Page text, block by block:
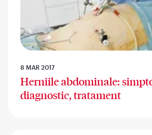
8 MAR 2017
Herniile abdominale:
diagnostic, tratament